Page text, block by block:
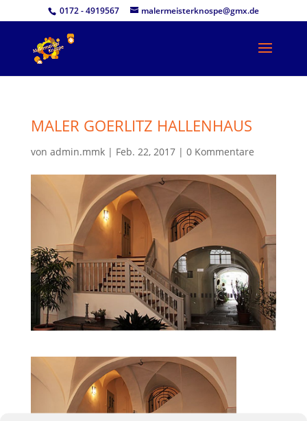
0172 - 4919567 malermeisterknospe@gmx.de
MALER GOERLITZ HALLENHAUS
von admin.mmk| Feb. 22, 2017| 0 Kommentare